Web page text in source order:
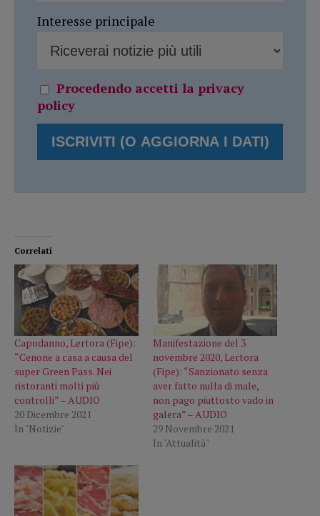
Interesse principale
Procedendo accetti la privacy
policy
Correlati
Capodanno, Lertora (Fipe):
“Cenone a casa a causa del
super Green Pass. Nei
ristoranti molti più
controlli” – AUDIO
20 Dicembre 2021
In "Notizie"
Manifestazione del 3
novembre 2020, Lertora
(Fipe): “Sanzionato senza
aver fatto nulla di male,
non pago piuttosto vado in
galera” – AUDIO
29 Novembre 2021
In "Attualità"